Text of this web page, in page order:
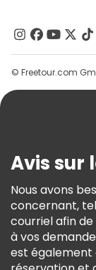
Contactez-
Groupes
Aide
Conditions
Politique En
Freetour Prix
Programme
© Freetour.com
Avis sur
Nous avons
concernant,
courriel afin
à vos
est également